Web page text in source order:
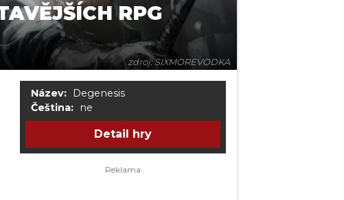
zdroj: SIXMOREVODKA
RPG
Název:
Degenesis
Čeština:
ne
Detail hry